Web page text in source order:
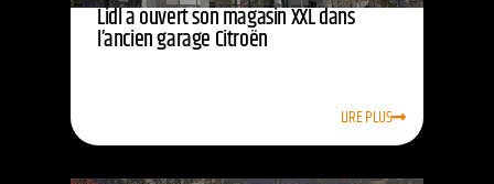
Lidl a ouvert son magasin XXL dans
l’ancien garage Citroën
LIRE PLUS